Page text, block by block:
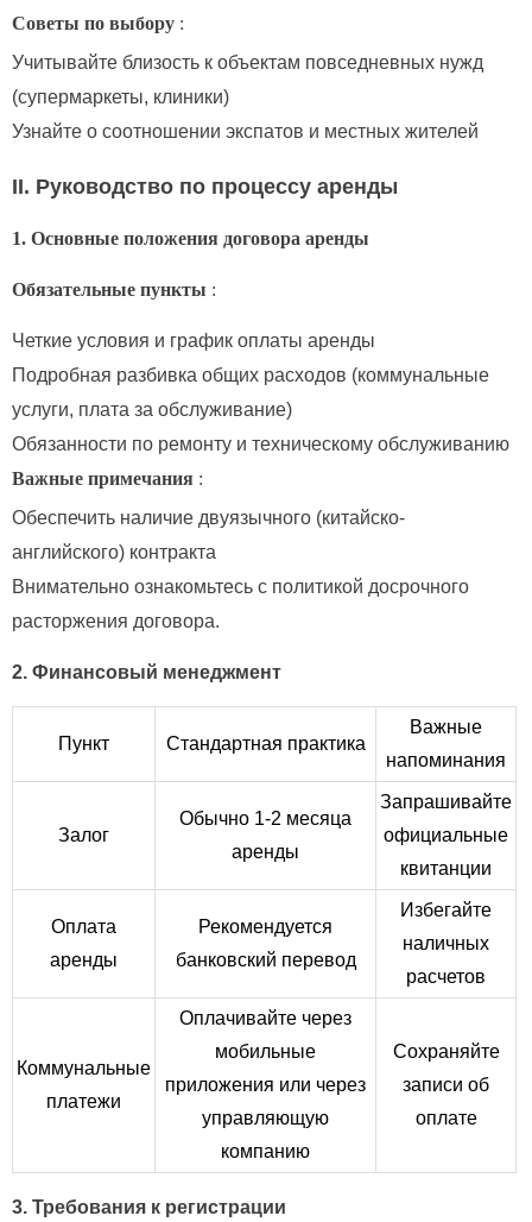
Советы по выбору :
Учитывайте близость к объектам повседневных нужд
(супермаркеты, клиники)
Узнайте о соотношении экспатов и местных жителей
II. Руководство по процессу аренды
1. Основные положения договора аренды
Обязательные пункты :
Четкие условия и график оплаты аренды
Подробная разбивка общих расходов (коммунальные
услуги, плата за обслуживание)
Обязанности по ремонту и техническому обслуживанию
Важные примечания :
Обеспечить наличие двуязычного (китайско-
английского) контракта
Внимательно ознакомьтесь с политикой досрочного
расторжения договора.
2. Финансовый менеджмент
Пункт Стандартная практика
Важные
напоминания
Залог
Обычно 1-2 месяца
аренды
Запрашивайте
официальные
квитанции
Оплата
аренды
Рекомендуется
банковский перевод
Избегайте
наличных
расчетов
Коммунальные
платежи
Оплачивайте через
мобильные
приложения или через
управляющую
компанию
Сохраняйте
записи об
оплате
3. Требования к регистрации